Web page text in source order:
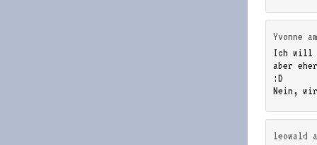
Yvonne
Ich will
aber
:D
Nein,
leowald